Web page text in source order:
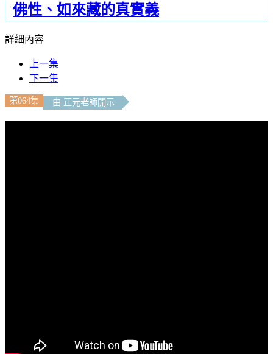
佛性、如來藏的真實義
詳細內容
上一集
下一集
第064集 由 正元老師開示
舍、首陀羅以及旃陀羅、畜生等等差別？現前看到眾生的